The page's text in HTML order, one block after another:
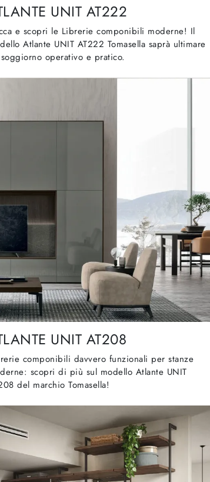
UNIT AT222
e scopri le Librerie componibili moderne! Il
Atlante UNIT AT222 Tomasella saprà ultimare
operativo e pratico.
UNIT AT208
componibili davvero funzionali per stanze
scopri di più sul modello Atlante UNIT
del marchio Tomasella!